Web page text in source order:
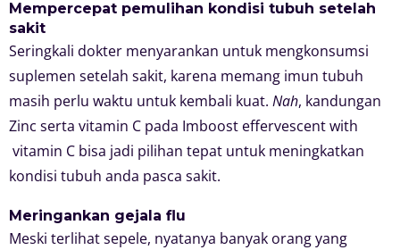
Mempercepat pemulihan kondisi tubuh setelah
sakit
Seringkali dokter menyarankan untuk mengkonsumsi
suplemen setelah sakit, karena memang imun tubuh
masih perlu waktu untuk kembali kuat. Nah, kandungan
Zinc serta vitamin C pada Imboost effervescent with
vitamin C bisa jadi pilihan tepat untuk meningkatkan
kondisi tubuh anda pasca sakit.
Meringankan gejala flu
Meski terlihat sepele, nyatanya banyak orang yang